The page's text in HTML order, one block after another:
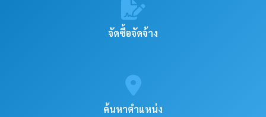
จัดซื้อจัดจ้าง
ค้นหาตำแหน่ง